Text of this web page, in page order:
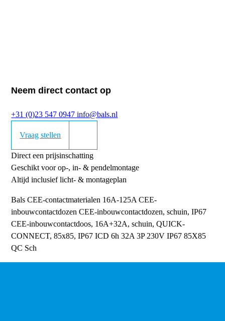
Neem direct contact op
+31 (0)23 547 0947info@bals.nl
Vraag stellen
Direct een prijsinschatting
Geschikt voor op-, in- & pendelmontage
Altijd inclusief licht- & montageplan
Bals CEE-contactmaterialen 16A-125A CEE-
inbouwcontactdozen CEE-inbouwcontactdozen, schuin, IP67
CEE-inbouwcontactdoos, 16A+32A, schuin, QUICK-
CONNECT, 85x85, IP67 ICD 6h 32A 3P 230V IP67 85X85
QC Sch